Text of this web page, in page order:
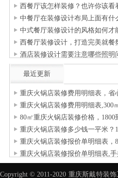
西餐厅该怎样装修？也许你该
中餐厅在装修设计布局上面有什
中式餐厅装修设计的风格如何才
西餐厅装修设计，打造完美就餐
酒店装修设计需要注意哪些照明
最近更新
重庆火锅店装修费用明细表，省
重庆火锅店装修费用明细表,300
80㎡重庆火锅店装修价格，1800
重庆火锅店装修多少钱一平米？
重庆火锅店装修报价单明细表，
重庆火锅店装修报价单明细表,
Copyright © 2011-2020 重庆斯戴特装